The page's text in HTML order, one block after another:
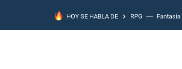
HOY SE HABLA DE RPG Fantasía